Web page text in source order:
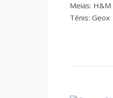
Meias: H&M
Ténis: Geox